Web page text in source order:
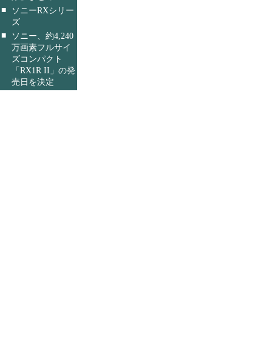
■
ソニーRXシリー
ズ
■
ソニー、約4,240
万画素フルサイ
ズコンパクト
「RX1R II」の発
売日を決定